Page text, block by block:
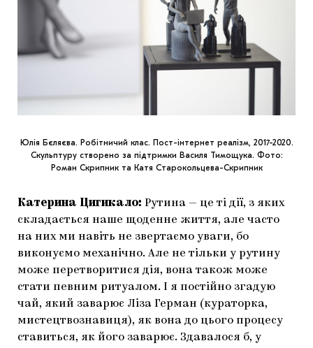
Юлія Бєляєва. Робітничий клас. Пост-інтернет реалізм, 2017-2020.
Скульптуру створено за підтримки Василя Тимощука. Фото:
Роман Скрипник та Катя Старокольцева-Скрипник
Катерина Цигикало: Рутина — це ті дії, з яких
складається наше щоденне життя, але часто
на них ми навіть не звертаємо уваги, бо
виконуємо механічно. Але не тільки у рутину
може перетворитися дія, вона також може
стати певним ритуалом. І я постійно згадую
чай, який заварює Ліза Герман (кураторка,
мистецтвознавиця), як вона до цього процесу
ставиться, як його заварює. Здавалося б, у